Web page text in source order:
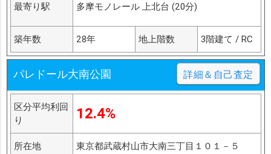
最寄り駅 多摩モノレール 上北台 (20分)
築年数 28年 地上階数 3階建て / RC
パレドール大南公園 詳細＆自己査定
区分平均利回
り
12.4%
所在地 東京都武蔵村山市大南三丁目１０１－５